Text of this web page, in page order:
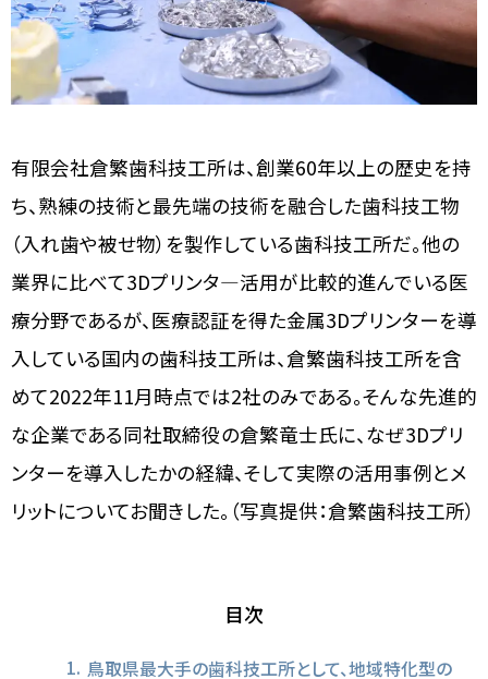
有限会社倉繁歯科技工所は、創業60年以上の歴史を持
ち、熟練の技術と最先端の技術を融合した歯科技工物
（入れ歯や被せ物）を製作している歯科技工所だ。他の
業界に比べて3Dプリンタ―活用が比較的進んでいる医
療分野であるが、医療認証を得た金属3Dプリンターを導
入している国内の歯科技工所は、倉繁歯科技工所を含
めて2022年11月時点では2社のみである。そんな先進的
な企業である同社取締役の倉繁竜士氏に、なぜ3Dプリ
ンターを導入したかの経緯、そして実際の活用事例とメ
リットについてお聞きした。（写真提供：倉繁歯科技工所）
目次
鳥取県最大手の歯科技工所として、地域特化型の